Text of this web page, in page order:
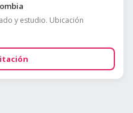
y estudio. Ubicación